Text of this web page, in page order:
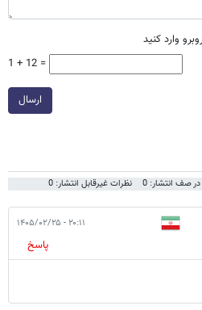
وارد کنید
1 + 12 =
ارسال
صف انتشار: 0 نظرات غیرقابل انتشار: 0
۲۰:۱۱ - ۱۴۰۵/۰۲/۲۵
پاسخ